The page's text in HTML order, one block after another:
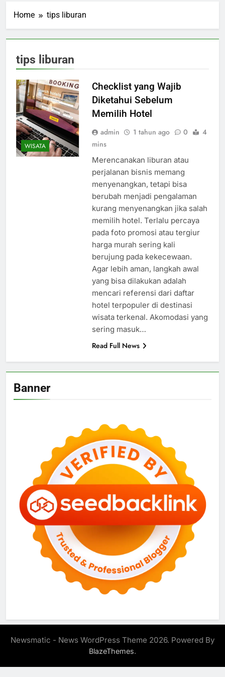
Home tips liburan
tips liburan
WISATA
Checklist yang Wajib
Diketahui Sebelum
Memilih Hotel
admin 1 tahun ago 0
4
mins
Merencanakan liburan atau
perjalanan bisnis memang
menyenangkan, tetapi bisa
berubah menjadi pengalaman
kurang menyenangkan jika salah
memilih hotel. Terlalu percaya
pada foto promosi atau tergiur
harga murah sering kali
berujung pada kekecewaan.
Agar lebih aman, langkah awal
yang bisa dilakukan adalah
mencari referensi dari daftar
hotel terpopuler di destinasi
wisata terkenal. Akomodasi yang
sering masuk…
Read Full News
Banner
Newsmatic - News WordPress Theme 2026. Powered By
BlazeThemes.